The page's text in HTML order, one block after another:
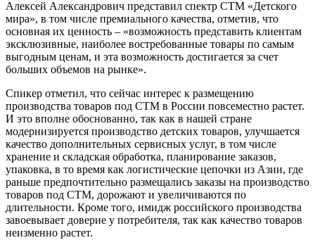
Алексей Александрович представил спектр СТМ «Детского
мира», в том числе премиального качества, отметив, что
основная их ценность – «возможность представить клиентам
эксклюзивные, наиболее востребованные товары по самым
выгодным ценам, и эта возможность достигается за счет
больших объемов на рынке».
Спикер отметил, что сейчас интерес к размещению
производства товаров под СТМ в России повсеместно растет.
И это вполне обоснованно, так как в нашей стране
модернизируется производство детских товаров, улучшается
качество дополнительных сервисных услуг, в том числе
хранение и складская обработка, планирование заказов,
упаковка, в то время как логистические цепочки из Азии, где
раньше предпочтительно размещались заказы на производство
товаров под СТМ, дорожают и увеличиваются по
длительности. Кроме того, имидж российского производства
завоевывает доверие у потребителя, так как качество товаров
неизменно растет.